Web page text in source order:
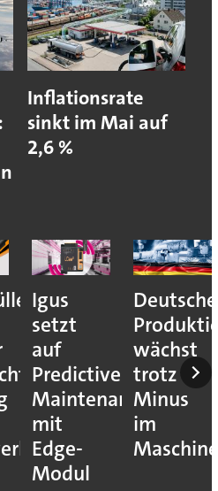
Inflationsrate
sinkt im Mai auf
2,6 %
Igus
setzt
auf
Predictive
Maintenance
mit
Edge-
Modul
Deutsche
wächst
trotz
Minus
im